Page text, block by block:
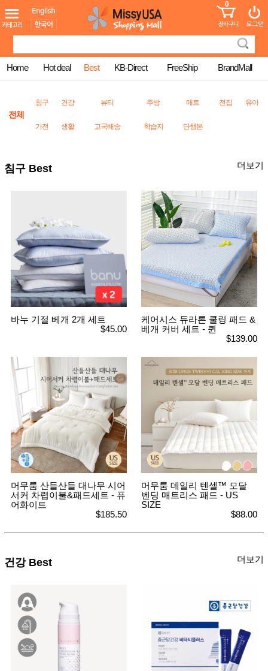
도 어린이
청소년
컬러링
북
미국학
습지
고국배
건
강
홍삼전
문브랜
건강식
품
Diet/여
성용품
스킨케
어
메이크
업
헤어케
어/염색
장품
미용제
품
주방가
전
계절/생
활가전
건강가
전
명품식
기브랜
드
보관용
기
조리용
품 공식품
양념/소
스/가루
건조식
품
농산품
놀이방
매트
MissyShop
Login
0
Home Hot deal Best KB-Direct FreeShip BrandMall
전체
침구 건강 뷰티 주방 매트 전집 유아
가전 생활 고국배송 학습지 단행본
침구 Best 더보기
바누 기절 베개 2개 세트
$45.00
케어시스 듀라론 쿨링 패드 &
베개 커버 세트 - 퀸
$139.00
머무룸 산들산들 대나무 시어
서커 차렵이불&패드세트 - 퓨
어화이트
$185.50
머무룸 데일리 텐셀™ 모달
벤딩 매트리스 패드 - US
SIZE
$88.00
건강 Best 더보기